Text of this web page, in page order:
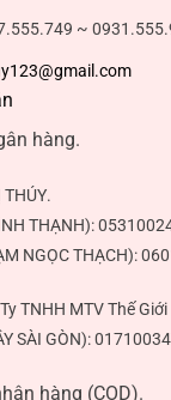
~
hàng.
THÚY.
THẠNH):
NGỌC THẠCH):
TNHH MTV Thế
SÀI GÒN):
hàng (COD).